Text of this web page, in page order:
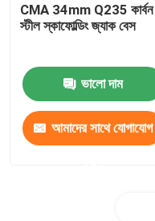
CMA 34mm Q235 কার্বন
স্টীল স্কাফোল্ডিং জ্যাক বেস
ভালো দাম
আমাদের সাথে যোগাযোগ